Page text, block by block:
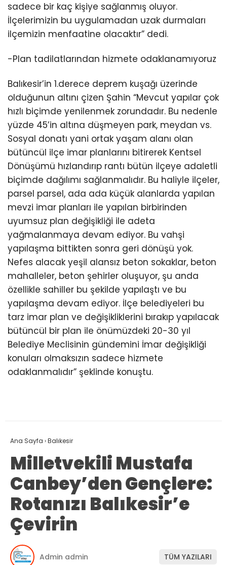
sadece bir kaç kişiye sağlanmış oluyor.
İlçelerimizin bu uygulamadan uzak durmaları
ilçemizin menfaatine olacaktır” dedi.
-Plan tadilatlarından hizmete odaklanamıyoruz
Balıkesir’in 1.derece deprem kuşağı üzerinde
olduğunun altını çizen Şahin “Mevcut yapılar çok
hızlı biçimde yenilenmek zorundadır. Bu nedenle
yüzde 45’in altına düşmeyen park, meydan vs.
Sosyal donatı yani ortak yaşam alanı olan
bütüncül ilçe imar planlarını bitirerek Kentsel
Dönüşümü hızlandırıp rantı bütün ilçeye adaletli
biçimde dağılımı sağlanmalıdır. Bu haliyle ilçeler,
parsel parsel, ada ada küçük alanlarda yapılan
mevzi imar planları ile yapılan birbirinden
uyumsuz plan değişikliği ile adeta
yağmalanmaya devam ediyor. Bu vahşi
yapılaşma bittikten sonra geri dönüşü yok.
Nefes alacak yeşil alansız beton sokaklar, beton
mahalleler, beton şehirler oluşuyor, şu anda
özellikle sahiller bu şekilde yapılaştı ve bu
yapılaşma devam ediyor. İlçe belediyeleri bu
tarz imar plan ve değişikliklerini bırakıp yapılacak
bütüncül bir plan ile önümüzdeki 20-30 yıl
Belediye Meclisinin gündemini İmar değişikliği
konuları olmaksızın sadece hizmete
odaklanmalıdır” şeklinde konuştu.
Ana Sayfa ›Balıkesir
Milletvekili Mustafa
Canbey’den Gençlere:
Rotanızı Balıkesir’e
Çevirin
Admin admin TÜM YAZILARI